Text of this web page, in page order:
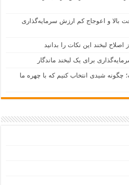
بالا و اعوجاج کم ارزش سرمایه‌گذاری
لبخند این نکات را بدانید
برای یک لبخند ماندگار
شیدی انتخاب کنیم که با چهره ما